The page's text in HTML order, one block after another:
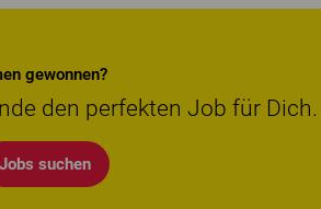
gewonnen?
den perfekten Job für Dich.
Jobs suchen